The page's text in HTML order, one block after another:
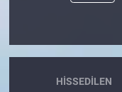
HISSEDILEN